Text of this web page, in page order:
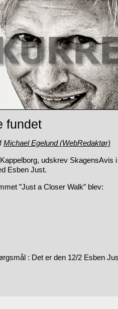
fundet
Michael Egelund (WebRedaktør)
udskrev SkagensAvis
Esben Just.
”Just a Closer Walk” blev:
: Det er den 12/2 Esben